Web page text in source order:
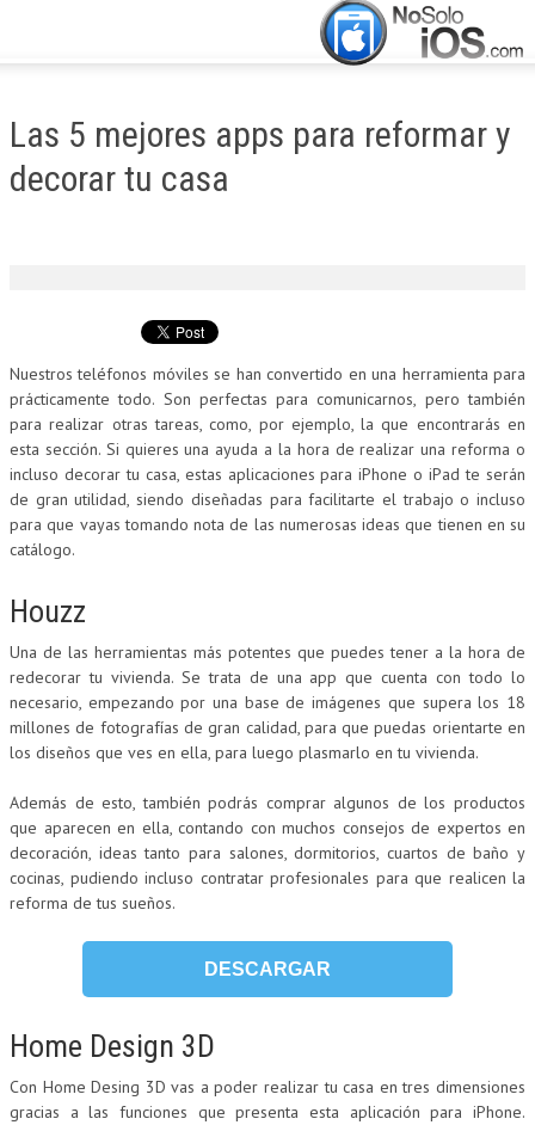
ACTUALIDAD
Las 5 mejores apps para reformar y
decorar tu casa
Nuestros teléfonos móviles se han convertido en una herramienta para
prácticamente todo. Son perfectas para comunicarnos, pero también
para realizar otras tareas, como, por ejemplo, la que encontrarás en
esta sección. Si quieres una ayuda a la hora de realizar una reforma o
incluso decorar tu casa, estas aplicaciones para iPhone o iPad te serán
de gran utilidad, siendo diseñadas para facilitarte el trabajo o incluso
para que vayas tomando nota de las numerosas ideas que tienen en su
catálogo.
Houzz
Una de las herramientas más potentes que puedes tener a la hora de
redecorar tu vivienda. Se trata de una app que cuenta con todo lo
necesario, empezando por una base de imágenes que supera los 18
millones de fotografías de gran calidad, para que puedas orientarte en
los diseños que ves en ella, para luego plasmarlo en tu vivienda.
Además de esto, también podrás comprar algunos de los productos
que aparecen en ella, contando con muchos consejos de expertos en
decoración, ideas tanto para salones, dormitorios, cuartos de baño y
cocinas, pudiendo incluso contratar profesionales para que realicen la
reforma de tus sueños.
DESCARGAR
Home Design 3D
Con Home Desing 3D vas a poder realizar tu casa en tres dimensiones
gracias a las funciones que presenta esta aplicación para iPhone.